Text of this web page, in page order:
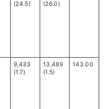
(24.5) (26.0)
9,433
(1.7)
13,489
(1.5)
143.00